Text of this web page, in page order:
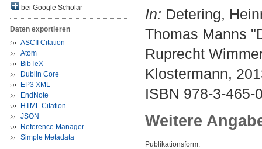
bei Google Scholar
Daten exportieren
ASCII Citation
Atom
BibTeX
Dublin Core
EP3 XML
EndNote
HTML Citation
JSON
Reference Manager
Simple Metadata
In: Detering,
Thomas Manns
Ruprecht
Klostermann,
ISBN 978-3-465-
Weitere
Publikationsform: